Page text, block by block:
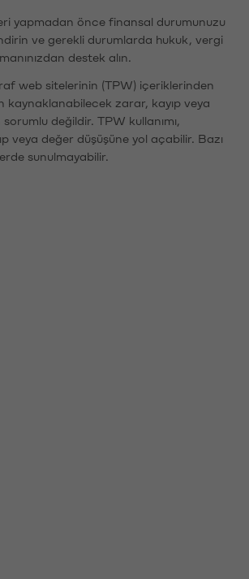
yapmadan önce finansal durumunuzu
ve gerekli durumlarda hukuk, vergi
destek alın.
web sitelerinin (TPW) içeriklerinden
kaynaklanabilecek zarar, kayıp veya
değildir. TPW kullanımı,
veya değer düşüşüne yol açabilir. Bazı
sunulmayabilir.